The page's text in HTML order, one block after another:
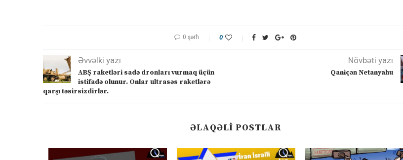
0 şərh 0
Əvvəlki yazı
ABŞ raketləri sadə dronları vurmaq üçün
istifadə olunur. Onlar ultrasəs raketlərə
qarşı təsirsizdirlər.
Növbəti yazı
Qaniçən Netanyahu
ƏLAQƏLI POSTLAR